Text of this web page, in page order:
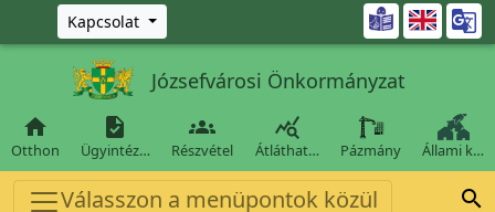
Ugrás a fő tartalomra
Kapcsolat 
Józsefvárosi Önkormányzat

Otthon

Ügyintéz…

Részvétel

Átláthat… Pázmány Állami k…
Válasszon a menüpontok közül 